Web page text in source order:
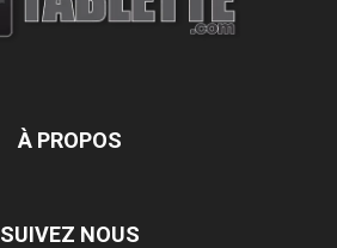
À PROPOS
SUIVEZ NOUS